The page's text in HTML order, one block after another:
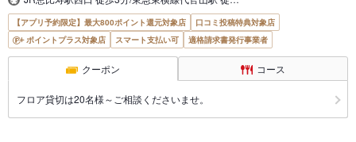
【アプリ予約限定】最大800ポイント還元対象店
口コミ投稿特典対象店
ポイントプラス対象店
スマート支払い可 適格請求書発行事業者
クーポン コース
フロア貸切は20名様～ご相談くださいませ。